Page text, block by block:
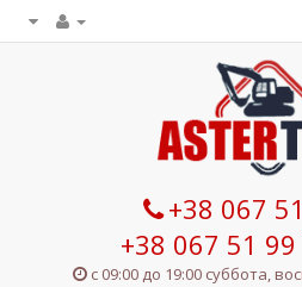
+38 067
+38 067 51
с 09:00 до 19:00 суббота,